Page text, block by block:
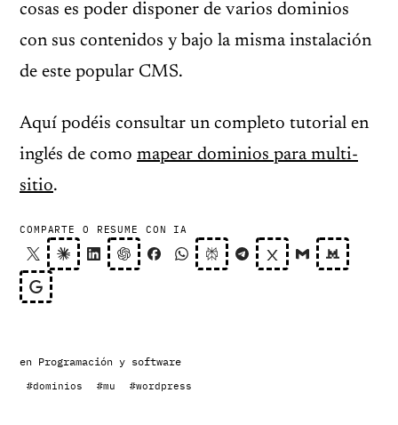
cosas es poder disponer de varios dominios
con sus contenidos y bajo la misma instalación
de este popular CMS.
Aquí podéis consultar un completo tutorial en
inglés de como mapear dominios para multi-
sitio.
COMPARTE O RESUME CON IA
en Programación y software
#dominios #mu #wordpress